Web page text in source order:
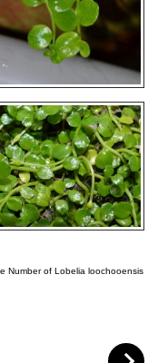
Number of Lobelia loochooensis